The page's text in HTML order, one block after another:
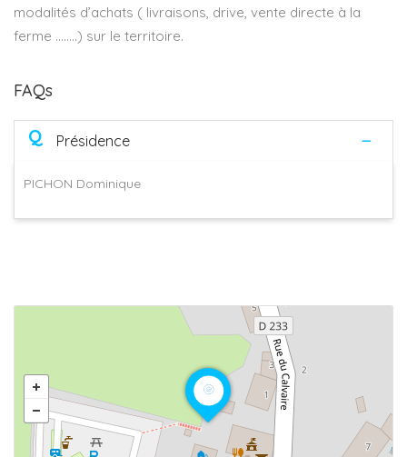
modalités d’achats ( livraisons, drive, vente directe à la
ferme ……..) sur le territoire.
FAQs
Q Présidence
PICHON Dominique